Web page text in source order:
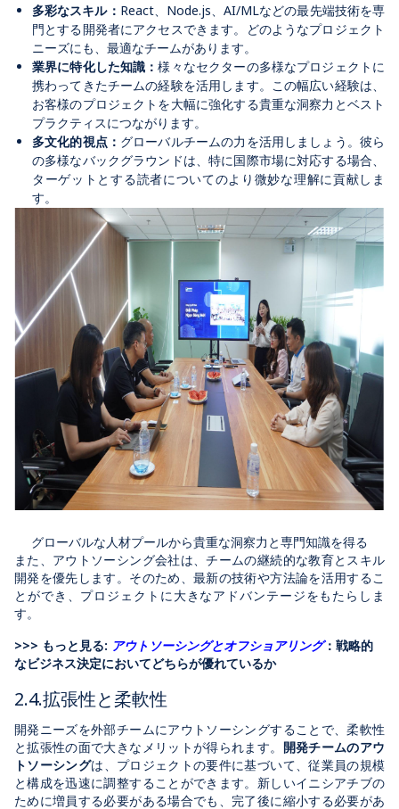
多彩なスキル： React、Node.js、AI/MLなどの最先端技術を専
門とする開発者にアクセスできます。どのようなプロジェクト
ニーズにも、最適なチームがあります。
業界に特化した知識：様々なセクターの多様なプロジェクトに
携わってきたチームの経験を活用します。この幅広い経験は、
お客様のプロジェクトを大幅に強化する貴重な洞察力とベスト
プラクティスにつながります。
多文化的視点： グローバルチームの力を活用しましょう。彼ら
の多様なバックグラウンドは、特に国際市場に対応する場合、
ターゲットとする読者についてのより微妙な理解に貢献しま
す。
グローバルな人材プールから貴重な洞察力と専門知識を得る
また、アウトソーシング会社は、チームの継続的な教育とスキル
開発を優先します。そのため、最新の技術や方法論を活用するこ
とができ、プロジェクトに大きなアドバンテージをもたらしま
す。
>>> もっと見る: アウトソーシングとオフショアリング：戦略的
なビジネス決定においてどちらが優れているか
2.4.拡張性と柔軟性
開発ニーズを外部チームにアウトソーシングすることで、柔軟性
と拡張性の面で大きなメリットが得られます。 開発チームのアウ
トソーシングは、プロジェクトの要件に基づいて、従業員の規模
と構成を迅速に調整することができます。新しいイニシアチブの
ために増員する必要がある場合でも、完了後に縮小する必要があ